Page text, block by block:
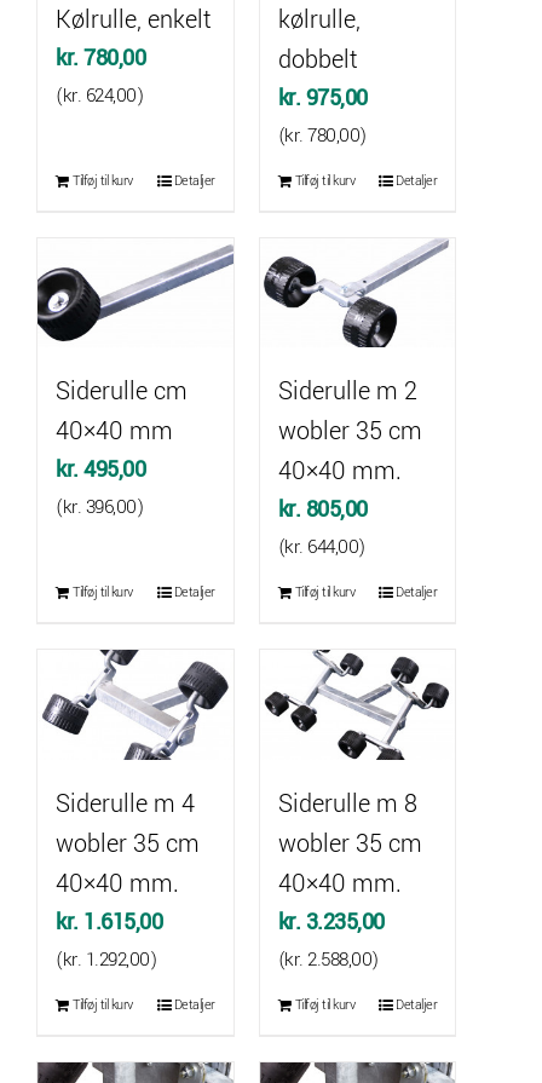
Kølrulle, enkelt
kr.780,00
(kr. 624,00)
Tilføj til kurv Detaljer
kølrulle,
dobbelt
kr.975,00
(kr.780,00)
Tilføj til kurv Detaljer
Siderulle cm
40×40 mm
kr.495,00
(kr.396,00)
Tilføj til kurv Detaljer
Siderulle m 2
wobler 35 cm
40×40 mm.
kr. 805,00
(kr. 644,00)
Tilføj til kurv Detaljer
Siderulle m 4
wobler 35 cm
40×40 mm.
kr. 1.615,00
(kr. 1.292,00)
Tilføj til kurv Detaljer
Siderulle m 8
wobler 35 cm
40×40 mm.
kr. 3.235,00
(kr. 2.588,00)
Tilføj til kurv Detaljer